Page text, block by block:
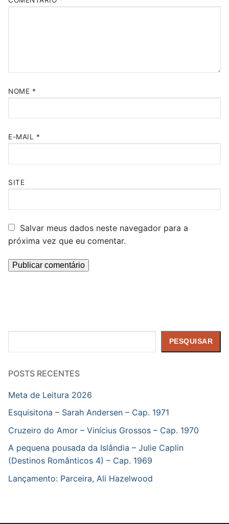
NOME *
E-MAIL *
SITE
Salvar meus dados neste navegador para a
próxima vez que eu comentar.
PESQUISAR
POSTS RECENTES
Meta de Leitura 2026
Esquisitona – Sarah Andersen – Cap. 1971
Cruzeiro do Amor – Vinícius Grossos – Cap. 1970
A pequena pousada da Islândia – Julie Caplin
(Destinos Românticos 4) – Cap. 1969
Lançamento: Parceira, Ali Hazelwood